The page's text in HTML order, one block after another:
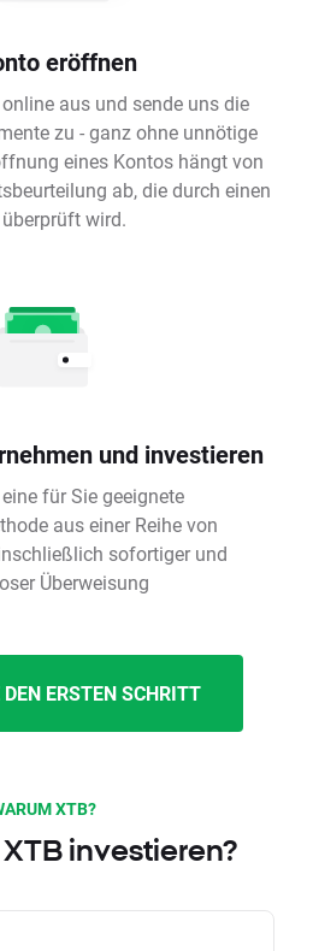
eröffnen
aus und sende uns die
zu - ganz ohne unnötige
eines Kontos hängt von
ab, die durch einen
wird.
und investieren
für Sie geeignete
aus einer Reihe von
sofortiger und
Überweisung
ERSTEN SCHRITT
XTB?
investieren?